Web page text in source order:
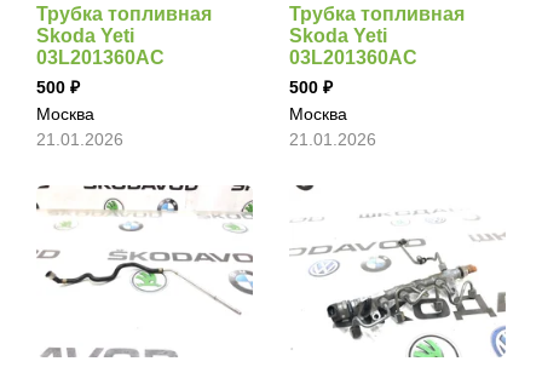
Трубка топливная
Skoda Yeti
03L201360AC
500
Москва
21.01.2026
Трубка топливная
Skoda Yeti
03L201360AC
500
Москва
21.01.2026